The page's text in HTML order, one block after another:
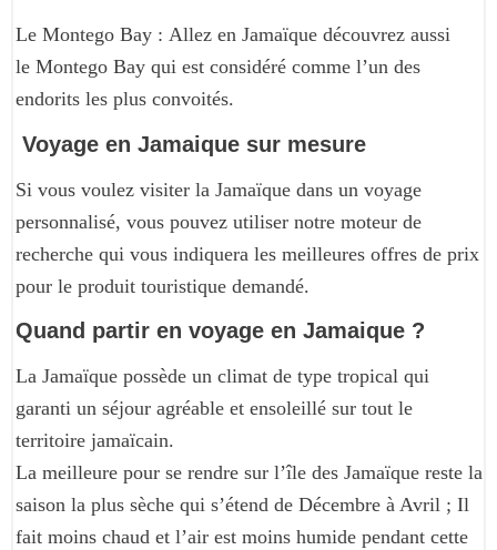
Le Montego Bay : Allez en Jamaïque découvrez aussi
le Montego Bay qui est considéré comme l’un des
endorits les plus convoités.
Voyage en Jamaique sur mesure
Si vous voulez visiter la Jamaïque dans un voyage
personnalisé, vous pouvez utiliser notre moteur de
recherche qui vous indiquera les meilleures offres de prix
pour le produit touristique demandé.
Quand partir en voyage en Jamaique ?
La Jamaïque possède un climat de type tropical qui
garanti un séjour agréable et ensoleillé sur tout le
territoire jamaïcain.
La meilleure pour se rendre sur l’île des Jamaïque reste la
saison la plus sèche qui s’étend de Décembre à Avril ; Il
fait moins chaud et l’air est moins humide pendant cette